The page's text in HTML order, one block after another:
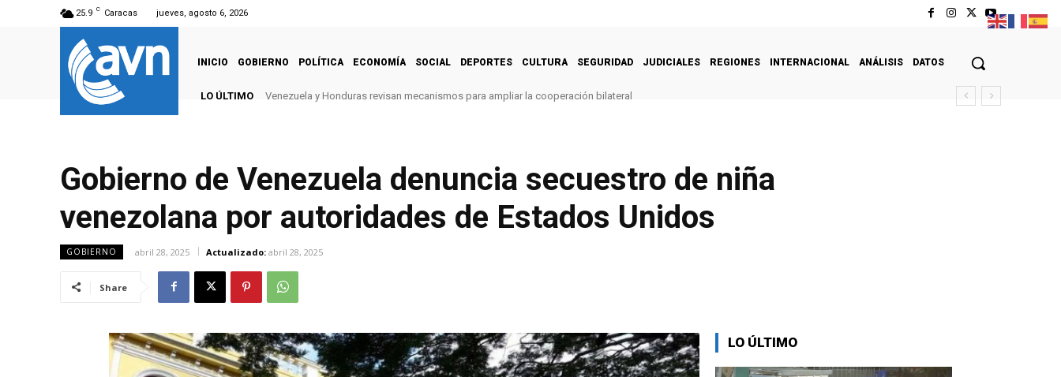
25.9 C Caracas jueves, agosto 6, 2026
INICIO GOBIERNO POLÍTICA ECONOMÍA SOCIAL DEPORTES CULTURA SEGURIDAD JUDICIALES REGIONES INTERNACIONAL ANÁLISIS DATOS
LO ÚLTIMO Venezuela y Honduras revisan mecanismos para ampliar la cooperación bilateral
Gobierno de Venezuela denuncia secuestro de niña
venezolana por autoridades de Estados Unidos
GOBIERNO abril 28, 2025 Actualizado: abril 28, 2025
Share
LO ÚLTIMO